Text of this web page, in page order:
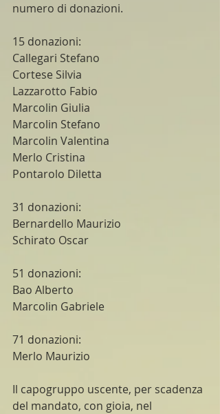
numero di donazioni.
15 donazioni:
Callegari Stefano
Cortese Silvia
Lazzarotto Fabio
Marcolin Giulia
Marcolin Stefano
Marcolin Valentina
Merlo Cristina
Pontarolo Diletta
31 donazioni:
Bernardello Maurizio
Schirato Oscar
51 donazioni:
Bao Alberto
Marcolin Gabriele
71 donazioni:
Merlo Maurizio
Il capogruppo uscente, per scadenza
del mandato, con gioia, nel